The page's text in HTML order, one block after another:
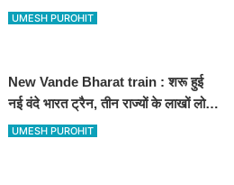
हेलीकॉप्टर सर्विस से तुरंत घायल पहुंचेगा
UMESH PUROHIT
New Vande Bharat train : शरू हुई
नई वंदे भारत ट्रैन, तीन राज्यों के लाखों लोगों
का सफर होगा आसान, देखें पूरा रूटमैप
UMESH PUROHIT